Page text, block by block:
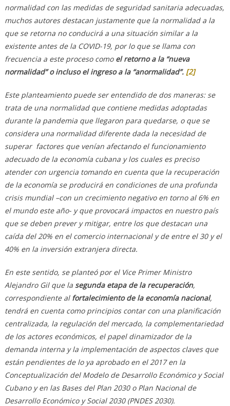
normalidad con las medidas de seguridad sanitaria adecuadas,
muchos autores destacan justamente que la normalidad a la
que se retorna no conducirá a una situación similar a la
existente antes de la COVID-19, por lo que se llama con
frecuencia a este proceso como el retorno a la “nueva
normalidad” o incluso el ingreso a la “anormalidad”. [2]
Este planteamiento puede ser entendido de dos maneras: se
trata de una normalidad que contiene medidas adoptadas
durante la pandemia que llegaron para quedarse, o que se
considera una normalidad diferente dada la necesidad de
superar factores que venían afectando el funcionamiento
adecuado de la economía cubana y los cuales es preciso
atender con urgencia tomando en cuenta que la recuperación
de la economía se producirá en condiciones de una profunda
crisis mundial –con un crecimiento negativo en torno al 6% en
el mundo este año- y que provocará impactos en nuestro país
que se deben prever y mitigar, entre los que destacan una
caída del 20% en el comercio internacional y de entre el 30 y el
40% en la inversión extranjera directa.
En este sentido, se planteó por el Vice Primer Ministro
Alejandro Gil que la segunda etapa de la recuperación,
correspondiente al fortalecimiento de la economía nacional,
tendrá en cuenta como principios contar con una planificación
centralizada, la regulación del mercado, la complementariedad
de los actores económicos, el papel dinamizador de la
demanda interna y la implementación de aspectos claves que
están pendientes de lo ya aprobado en el 2017 en la
Conceptualización del Modelo de Desarrollo Económico y Social
Cubano y en las Bases del Plan 2030 o Plan Nacional de
Desarrollo Económico y Social 2030 (PNDES 2030).